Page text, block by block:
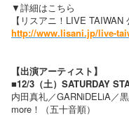
▼詳細はこちら
【リスアニ！LIVE TAIWAN
http://www.lisani.jp/live-
【出演アーティスト】
■12/3（土）SATURDAY
内田真礼／GARNiDELiA／
more！（五十音順）